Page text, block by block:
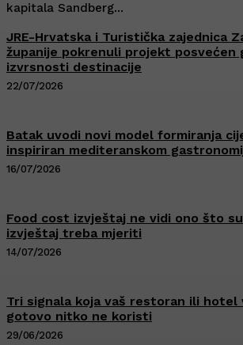
kapitala Sandberg...
JRE-Hrvatska i Turistička zajednica
županije pokrenuli projekt posvećen
izvrsnosti destinacije
22/07/2026
Batak uvodi novi model formiranja
inspiriran mediteranskom
16/07/2026
Food cost izvještaj ne vidi ono što
izvještaj treba mjeriti
14/07/2026
Tri signala koja vaš restoran ili hotel
gotovo nitko ne koristi
29/06/2026